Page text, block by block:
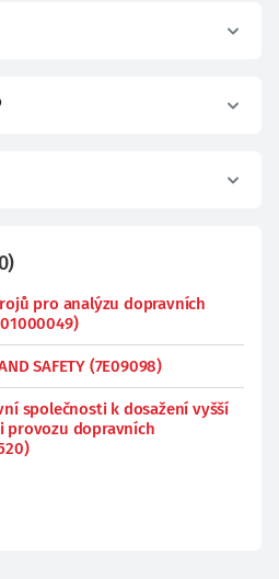
)
pro analýzu dopravních
SAFETY (7E09098)
společnosti k dosažení vyšší
provozu dopravních